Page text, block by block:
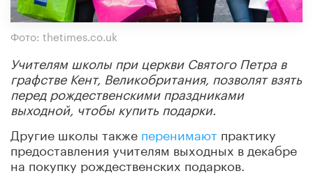
Фото: thetimes.co.uk
Учителям школы при церкви Святого Петра в
графстве Кент, Великобритания, позволят взять
перед рождественскими праздниками
выходной, чтобы купить подарки.
Другие школы также перенимают практику
предоставления учителям выходных в декабре
на покупку рождественских подарков.